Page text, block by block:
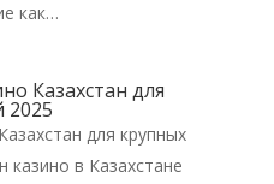
как…
Казахстан для
для крупных
в Казахстане